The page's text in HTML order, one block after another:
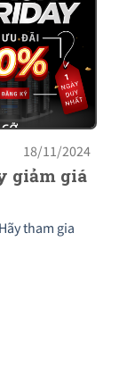
18/11/2024
giảm giá
tham gia